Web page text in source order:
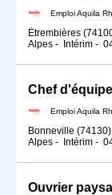
Emploi Aquila Rh
Étrembières
Alpes - Intérim -
Chef
Emploi Aquila Rh
Bonneville
Alpes - Intérim -
Ouvrier